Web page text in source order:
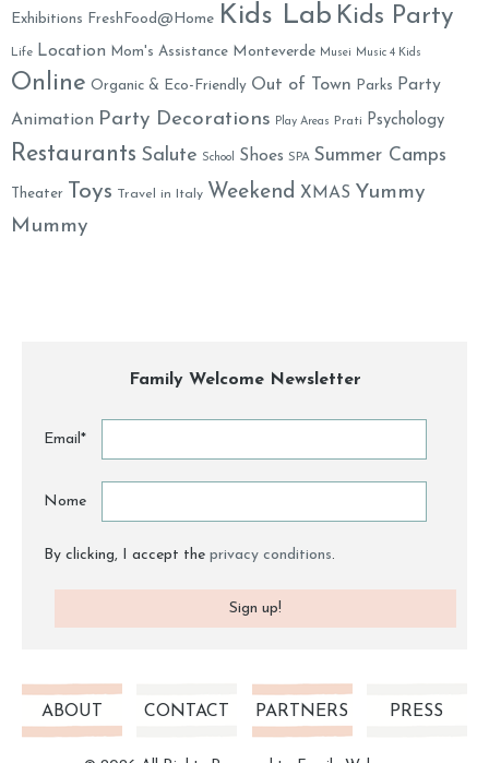
Exhibitions FreshFood@Home Kids Lab Kids Party
Life Location Mom's Assistance Monteverde Musei Music 4 Kids
Online Organic & Eco-Friendly Out of Town Parks
Party
Animation Party Decorations Play Areas Prati Psychology
Restaurants Salute School Shoes SPA Summer Camps
Theater Toys Travel in Italy Weekend XMAS Yummy
Mummy
Family Welcome Newsletter
Email*
Nome
By clicking, I accept the privacy conditions.
ABOUT CONTACT PARTNERS PRESS